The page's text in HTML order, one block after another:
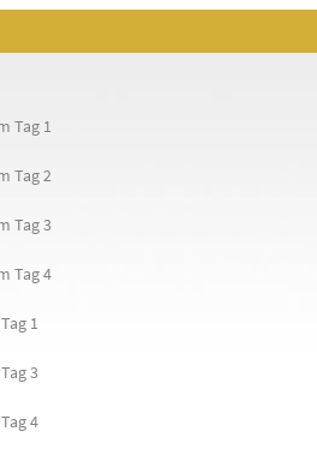
Tag 1
Tag 2
Tag 3
Tag 4
1
3
4